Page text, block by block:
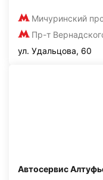
Мичуринский
Пр-т
ул. Удальцова, 60
Автосервис